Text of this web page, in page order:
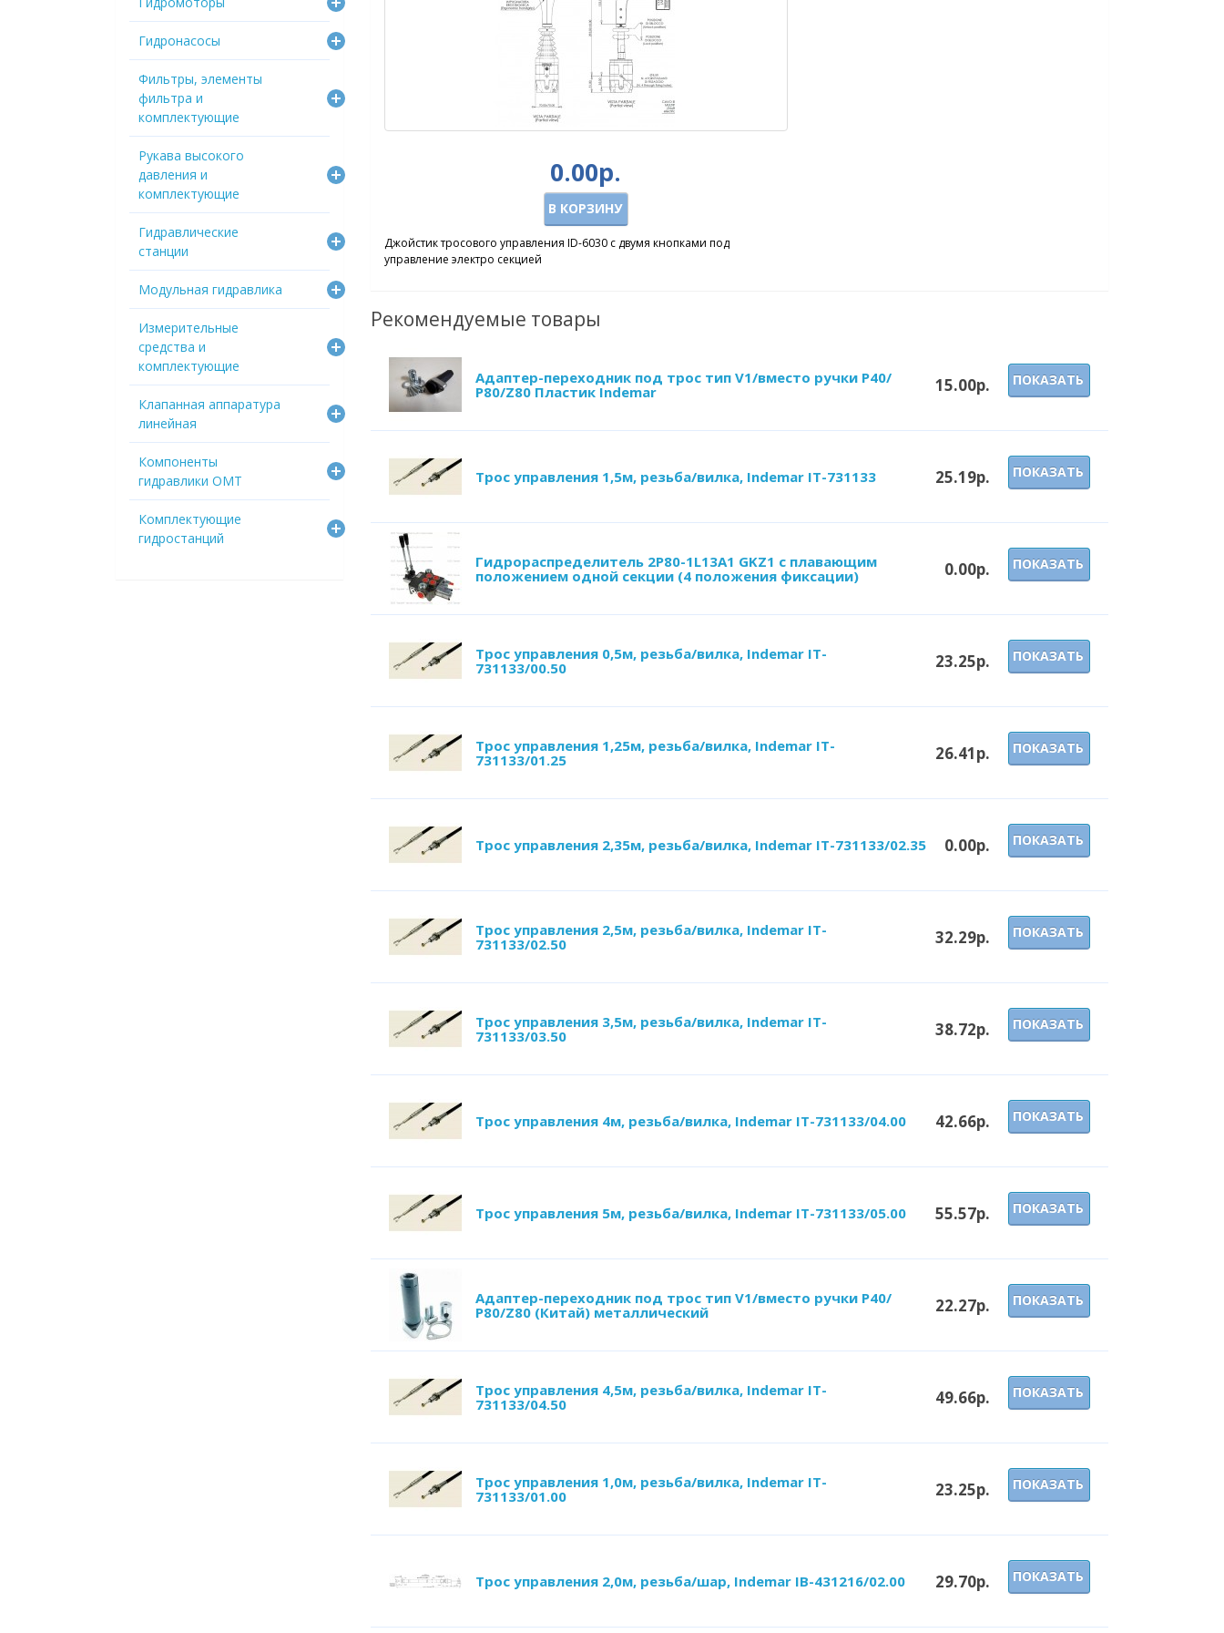
Гидронасосы
Фильтры, элементы
фильтра и
комплектующие
Рукава высокого
давления и
комплектующие
Гидравлические
станции
Модульная гидравлика
Измерительные
средства и
комплектующие
Клапанная аппаратура
линейная
Компоненты
гидравлики OMT
Комплектующие
гидростанций
0.00р.
В КОРЗИНУ
Джойстик тросового управления ID-6030 с двумя кнопками под
управление электро секцией
Рекомендуемые товары
Адаптер-переходник под трос тип V1/вместо ручки P40/
Р80/Z80 Пластик Indemar
15.00р. ПОКАЗАТЬ
Трос управления 1,5м, резьба/вилка, Indemar IT-731133 25.19р. ПОКАЗАТЬ
Гидрораспределитель 2Р80-1L13А1 GKZ1 с плавающим
положением одной секции (4 положения фиксации)
0.00р. ПОКАЗАТЬ
Трос управления 0,5м, резьба/вилка, Indemar IT-
731133/00.50
23.25р. ПОКАЗАТЬ
Трос управления 1,25м, резьба/вилка, Indemar IT-
731133/01.25
26.41р. ПОКАЗАТЬ
Трос управления 2,35м, резьба/вилка, Indemar IT-731133/02.35 0.00р. ПОКАЗАТЬ
Трос управления 2,5м, резьба/вилка, Indemar IT-
731133/02.50
32.29р. ПОКАЗАТЬ
Трос управления 3,5м, резьба/вилка, Indemar IT-
731133/03.50
38.72р. ПОКАЗАТЬ
Трос управления 4м, резьба/вилка, Indemar IT-731133/04.00 42.66р. ПОКАЗАТЬ
Трос управления 5м, резьба/вилка, Indemar IT-731133/05.00 55.57р. ПОКАЗАТЬ
Адаптер-переходник под трос тип V1/вместо ручки P40/
Р80/Z80 (Китай) металлический
22.27р. ПОКАЗАТЬ
Трос управления 4,5м, резьба/вилка, Indemar IT-
731133/04.50
49.66р. ПОКАЗАТЬ
Трос управления 1,0м, резьба/вилка, Indemar IT-
731133/01.00
23.25р. ПОКАЗАТЬ
Трос управления 2,0м, резьба/шар, Indemar IB-431216/02.00 29.70р. ПОКАЗАТЬ